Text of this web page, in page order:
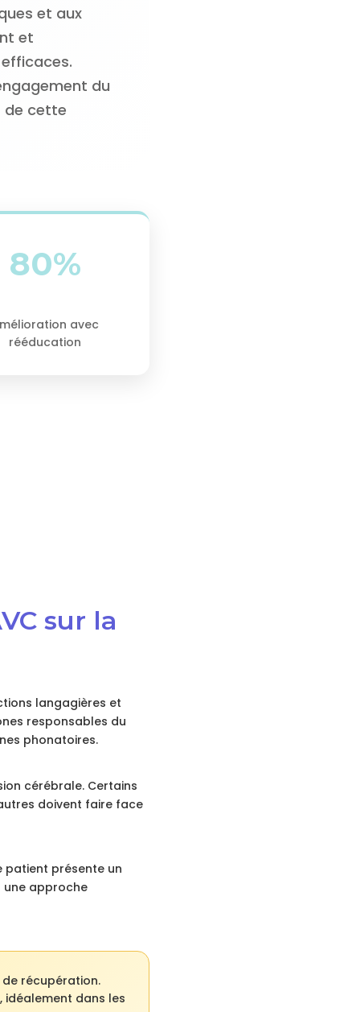
et aux
et
du
de cette
80%
avec
rééducation
sur la
langagières et
responsables du
phonatoires.
cérébrale. Certains
doivent faire face
patient présente un
une approche
récupération.
dans les